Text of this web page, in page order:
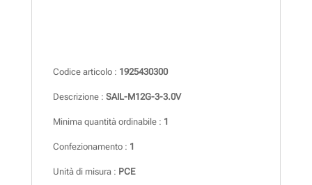
Codice articolo : 1925430300
Descrizione : SAIL-M12G-3-3.0V
Minima quantità ordinabile : 1
Confezionamento : 1
Unità di misura : PCE